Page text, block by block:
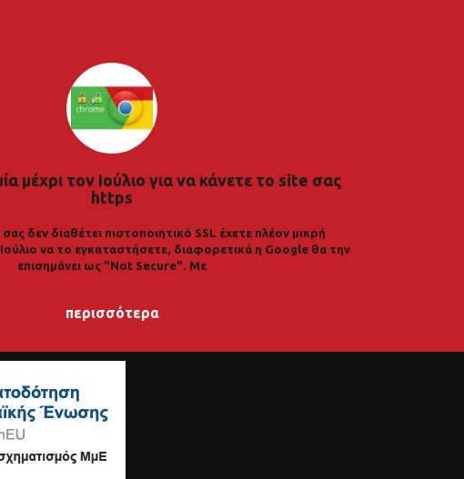
μέχρι τον Ιούλιο για να κάνετε το site σας
https
δεν διαθέτει πιστοποιητικό SSL έχετε πλέον μικρή
να το εγκαταστήσετε, διαφορετικά η Google θα την
επισημάνει ως "Not Secure". Με
περισσότερα